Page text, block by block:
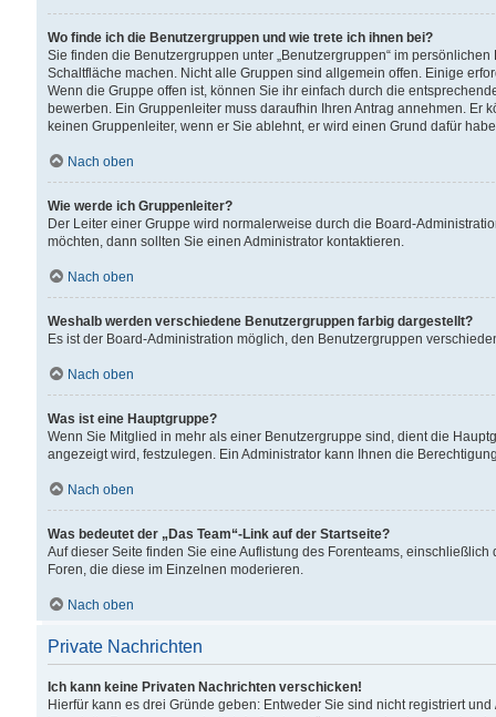
Wo finde ich die Benutzergruppen und wie trete ich ihnen bei?
Sie finden die Benutzergruppen unter „Benutzergruppen“ im
Schaltfläche machen. Nicht alle Gruppen sind allgemein offen. Einige
Wenn die Gruppe offen ist, können Sie ihr einfach durch die
bewerben. Ein Gruppenleiter muss daraufhin Ihren Antrag annehmen.
keinen Gruppenleiter, wenn er Sie ablehnt, er wird einen Grund dafür
Nach oben
Wie werde ich Gruppenleiter?
Der Leiter einer Gruppe wird normalerweise durch die Board-
möchten, dann sollten Sie einen Administrator kontaktieren.
Nach oben
Weshalb werden verschiedene Benutzergruppen farbig dargestellt?
Es ist der Board-Administration möglich, den Benutzergruppen
Nach oben
Was ist eine Hauptgruppe?
Wenn Sie Mitglied in mehr als einer Benutzergruppe sind, dient die
angezeigt wird, festzulegen. Ein Administrator kann Ihnen die
Nach oben
Was bedeutet der „Das Team“-Link auf der Startseite?
Auf dieser Seite finden Sie eine Auflistung des Forenteams,
Foren, die diese im Einzelnen moderieren.
Nach oben
Private Nachrichten
Ich kann keine Privaten Nachrichten verschicken!
Hierfür kann es drei Gründe geben: Entweder Sie sind nicht registriert